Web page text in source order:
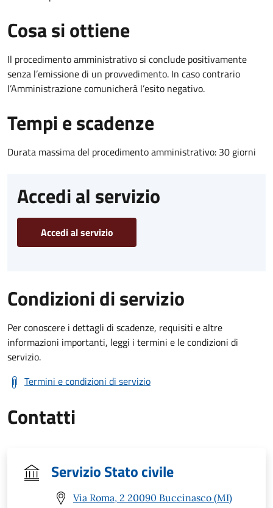
Cosa si ottiene
Il procedimento amministrativo si conclude positivamente
senza l’emissione di un provvedimento. In caso contrario
l’Amministrazione comunicherà l’esito negativo.
Tempi e scadenze
Durata massima del procedimento amministrativo: 30 giorni
Accedi al servizio
Accedi al servizio
Condizioni di servizio
Per conoscere i dettagli di scadenze, requisiti e altre
informazioni importanti, leggi i termini e le condizioni di
servizio.
Termini e condizioni di servizio
Contatti
Servizio Stato civile
Via Roma, 2 20090 Buccinasco (MI)